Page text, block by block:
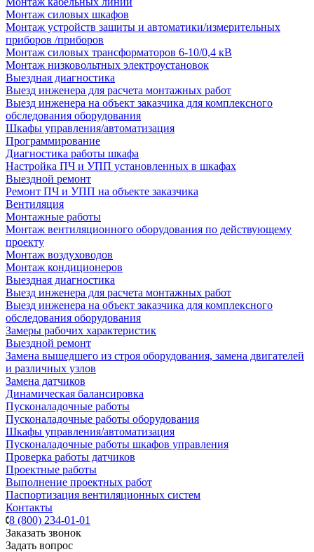
Монтаж силовых шкафов
Монтаж устройств защиты и автоматики/измерительных
приборов /приборов
Монтаж силовых трансформаторов 6-10/0,4 кВ
Монтаж низковольтных электроустановок
Выездная диагностика
Выезд инженера для расчета монтажных работ
Выезд инженера на объект заказчика для комплексного
обследования оборудования
Шкафы управления/автоматизация
Программирование
Диагностика работы шкафа
Настройка ПЧ и УПП установленных в шкафах
Выездной ремонт
Ремонт ПЧ и УПП на объекте заказчика
Вентиляция
Монтажные работы
Монтаж вентиляционного оборудования по действующему
проекту
Монтаж воздуховодов
Монтаж кондиционеров
Выездная диагностика
Выезд инженера для расчета монтажных работ
Выезд инженера на объект заказчика для комплексного
обследования оборудования
Замеры рабочих характеристик
Выездной ремонт
Замена вышедшего из строя оборудования, замена двигателей
и различных узлов
Замена датчиков
Динамическая балансировка
Пусконаладочные работы
Пусконаладочные работы оборудования
Шкафы управления/автоматизация
Пусконаладочные работы шкафов управления
Проверка работы датчиков
Проектные работы
Выполнение проектных работ
Паспортизация вентиляционных систем
Контакты
8 (800) 234-01-01
Заказать звонок
Задать вопрос